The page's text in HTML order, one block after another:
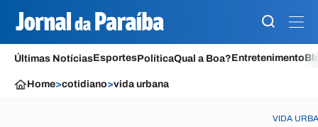
Últimas NotíciasEsportesPolíticaQual a Boa?Entretenimento
Home>cotidiano>vida urbana
VIDA